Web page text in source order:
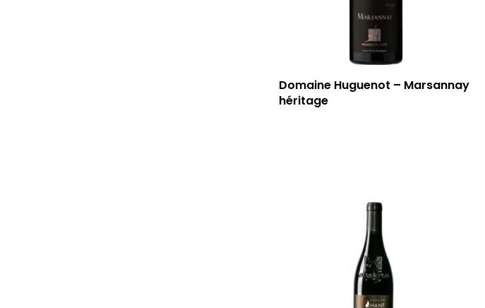
Domaine Huguenot – Marsannay
héritage